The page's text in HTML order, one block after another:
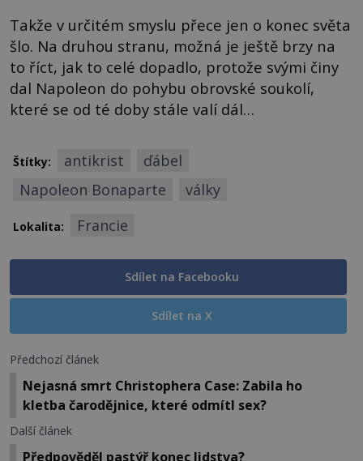
Takže v určitém smyslu přece jen o konec světa
šlo. Na druhou stranu, možná je ještě brzy na
to říct, jak to celé dopadlo, protože svými činy
dal Napoleon do pohybu obrovské soukolí,
které se od té doby stále valí dál…
Štítky: antikrist
ďábel
Napoleon Bonaparte
války
Lokalita: Francie
Sdílet na Facebooku
Sdílet na X
Předchozí článek
Nejasná smrt Christophera Case: Zabila ho
kletba čarodějnice, které odmítl sex?
Další článek
Předpověděl pastýř konec lidstva?